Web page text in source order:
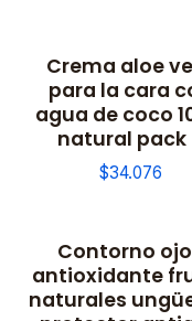
Crema aloe
para la cara
agua de coco
natural pack
$34.076
Contorno
antioxidante
naturales